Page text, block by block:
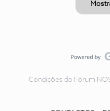
Condições do Fórum